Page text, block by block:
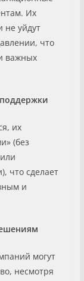
Их
не уйдут
что
важных
их
(без
что сделает
и
могут
несмотря